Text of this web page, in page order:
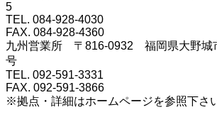
5
TEL. 084-928-4030
FAX. 084-928-4360
九州営業所 〒816-0932 福岡県大野城
号
TEL. 092-591-3331
FAX. 092-591-3866
※拠点・詳細はホームページを参照下さ